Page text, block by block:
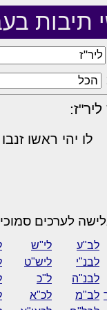
תיבות
לו יהי ראשו זנבו
לערכים
לב"ע לי"ש
לבנ"י ליש"ט
לבנ"ה ל"כ
לב"מ לכ"א